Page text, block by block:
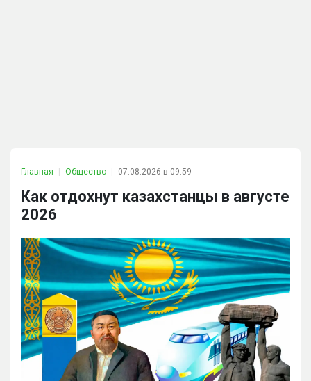
Главная Общество 07.08.2026 в 09:59
Как отдохнут казахстанцы в августе
2026